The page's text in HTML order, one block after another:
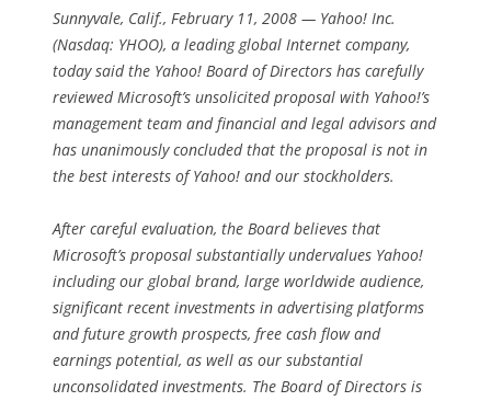
Sunnyvale, Calif., February 11, 2008 — Yahoo! Inc.
(Nasdaq: YHOO), a leading global Internet company,
today said the Yahoo! Board of Directors has carefully
reviewed Microsoft’s unsolicited proposal with Yahoo!’s
management team and financial and legal advisors and
has unanimously concluded that the proposal is not in
the best interests of Yahoo! and our stockholders.
After careful evaluation, the Board believes that
Microsoft’s proposal substantially undervalues Yahoo!
including our global brand, large worldwide audience,
significant recent investments in advertising platforms
and future growth prospects, free cash flow and
earnings potential, as well as our substantial
unconsolidated investments. The Board of Directors is